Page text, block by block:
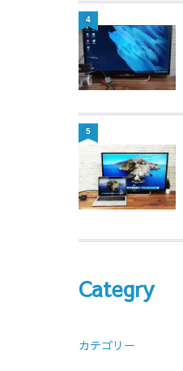
4
5
Categry
カテゴリー